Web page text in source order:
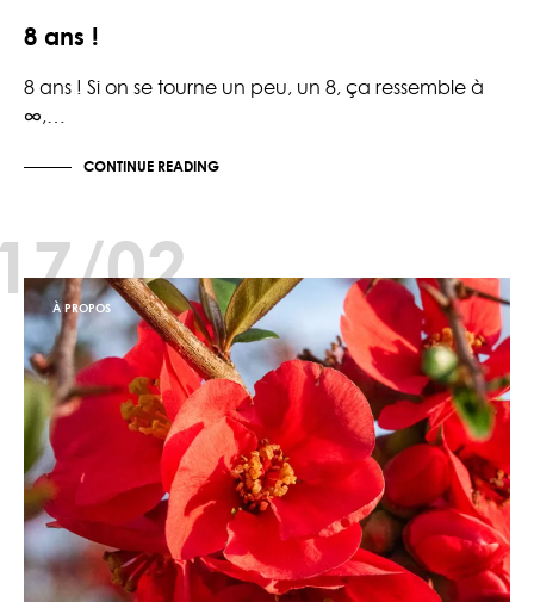
8 ans !
8 ans ! Si on se tourne un peu, un 8, ça ressemble à
∞,…
CONTINUE READING
02
À PROPOS